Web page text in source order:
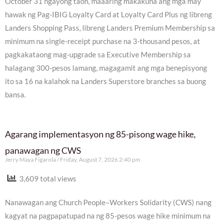
hawak ng Pag-IBIG Loyalty Card at Loyalty Card Plus ng libreng
Landers Shopping Pass, libreng Landers Premium Membership sa
minimum na single-receipt purchase na 3-thousand pesos, at
pagkakataong mag-upgrade sa Executive Membership sa
halagang 300-pesos lamang, magagamit ang mga benepisyong
ito sa 16 na kalahok na Landers Superstore branches sa buong
bansa.
Agarang implementasyon ng 85-pisong wage hike,
panawagan ng CWS
Jerry Maya Figarola Friday, August 7, 2026 2:40 pm
3,609 total views
Nanawagan ang Church People–Workers Solidarity (CWS) nang
kagyat na pagpapatupad na ng 85-pesos wage hike minimum na